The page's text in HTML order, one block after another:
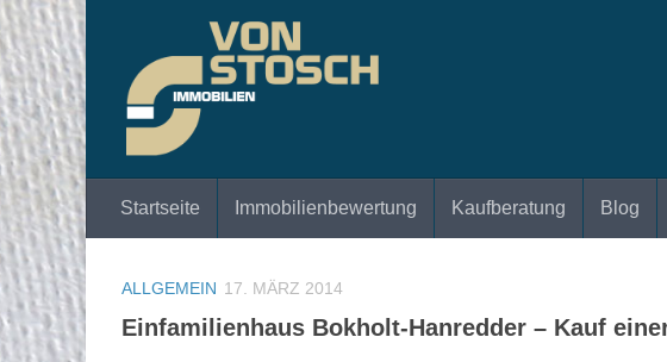
Zum Inhalt springen
Startseite Immobilienbewertung Kaufberatung Blog
ALLGEMEIN 17. MÄRZ 2014
Einfamilienhaus Bokholt-Hanredder – Kauf